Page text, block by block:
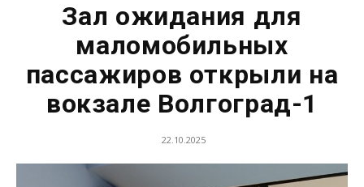
Зал ожидания для
маломобильных
пассажиров открыли на
вокзале Волгоград-1
22.10.2025